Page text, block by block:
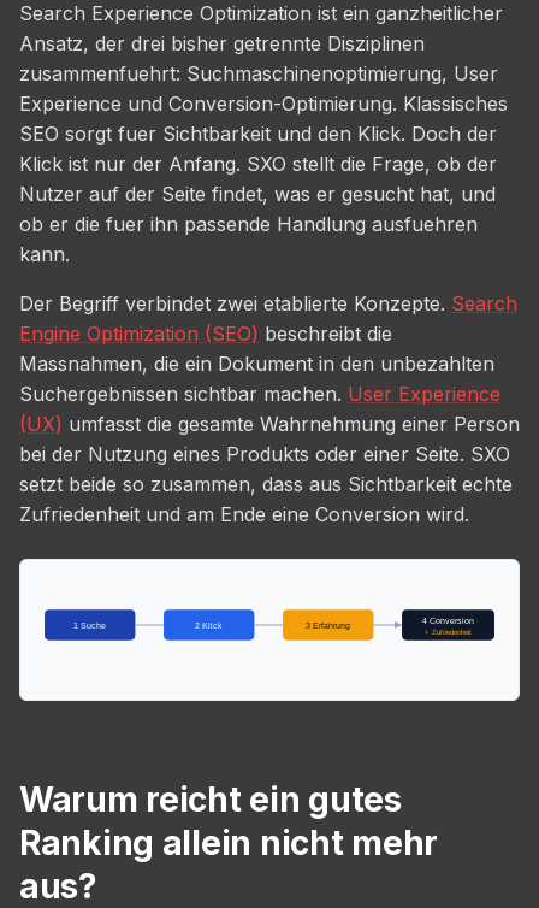
Search Experience Optimization ist ein ganzheitlicher
Ansatz, der drei bisher getrennte Disziplinen
zusammenfuehrt: Suchmaschinenoptimierung, User
Experience und Conversion-Optimierung. Klassisches
SEO sorgt fuer Sichtbarkeit und den Klick. Doch der
Klick ist nur der Anfang. SXO stellt die Frage, ob der
Nutzer auf der Seite findet, was er gesucht hat, und
ob er die fuer ihn passende Handlung ausfuehren
kann.
Der Begriff verbindet zwei etablierte Konzepte. Search
Engine Optimization (SEO) beschreibt die
Massnahmen, die ein Dokument in den unbezahlten
Suchergebnissen sichtbar machen. User Experience
(UX) umfasst die gesamte Wahrnehmung einer Person
bei der Nutzung eines Produkts oder einer Seite. SXO
setzt beide so zusammen, dass aus Sichtbarkeit echte
Zufriedenheit und am Ende eine Conversion wird.
1 Suche 2 Klick 3 Erfahrung 4 Conversion
+ Zufriedenheit
Warum reicht ein gutes
Ranking allein nicht mehr
aus?